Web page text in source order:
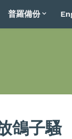
普羅備份
鴿子騷